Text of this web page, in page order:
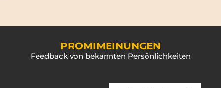
PROMIMEINUNGEN
Feedback von bekannten Persönlichkeiten